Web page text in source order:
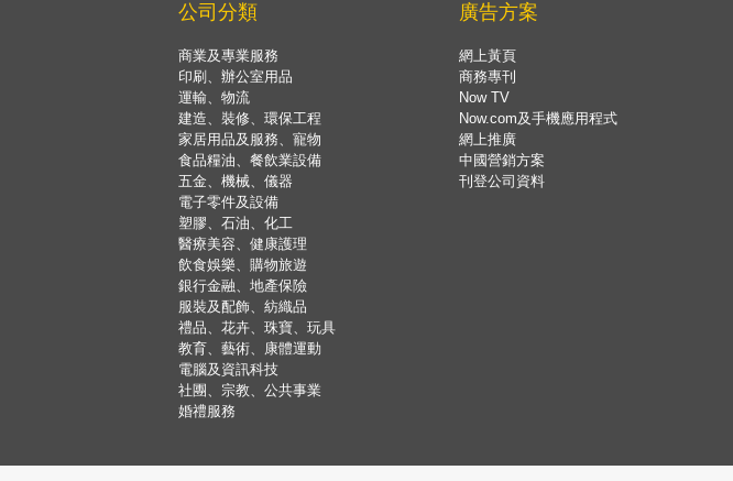
公司分類
商業及專業服務
印刷、辦公室用品
運輸、物流
建造、裝修、環保工程
家居用品及服務、寵物
食品糧油、餐飲業設備
五金、機械、儀器
電子零件及設備
塑膠、石油、化工
醫療美容、健康護理
飲食娛樂、購物旅遊
銀行金融、地產保險
服裝及配飾、紡織品
禮品、花卉、珠寶、玩具
教育、藝術、康體運動
電腦及資訊科技
社團、宗教、公共事業
婚禮服務
廣告方案
網上黃頁
商務專刊
Now TV
Now.com及手機應用程式
網上推廣
中國營銷方案
刊登公司資料